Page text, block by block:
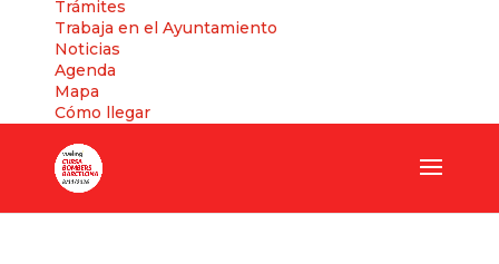
Trámites
Trabaja en el Ayuntamiento
Noticias
Agenda
Mapa
Cómo llegar